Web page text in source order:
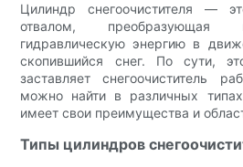
Цилиндр снегоочистителя —
отвалом, преобразующая
гидравлическую энергию в
скопившийся снег. По сути,
заставляет снегоочиститель
можно найти в различных
имеет свои преимущества и
Типы цилиндров